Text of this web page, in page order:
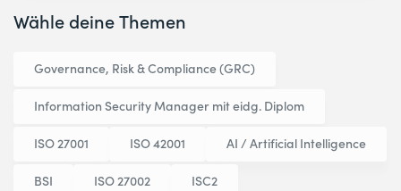
Wähle deine Themen
Governance, Risk & Compliance (GRC)
Information Security Manager mit eidg. Diplom
ISO 27001 ISO 42001 AI / Artificial Intelligence
BSI ISO 27002 ISC2